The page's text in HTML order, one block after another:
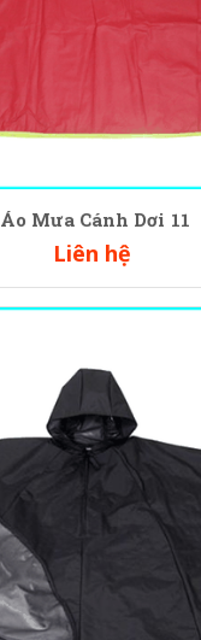
Áo Mưa Cánh Dơi 11
Liên hệ